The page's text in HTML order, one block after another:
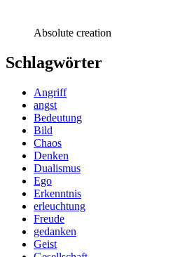
Absolute creation
Schlagwörter
Angriff
angst
Bedeutung
Bild
Chaos
Denken
Dualismus
Ego
Erkenntnis
erleuchtung
Freude
gedanken
Geist